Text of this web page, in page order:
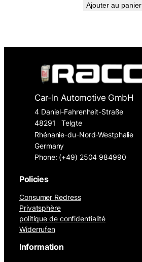
Ajouter au panier
Car-In Automotive GmbH
4 Daniel-Fahrenheit-Straße
48291
Telgte
Rhénanie-du-Nord-Westphalie
Germany
Phone: (+49) 2504 984990
Policies
Consumer Redress
Privatsphère
politique de confidentialité
Widerrufen
Information